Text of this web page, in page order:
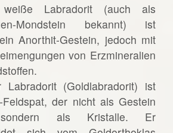
Labradorit (auch als
Mondstein bekannt) ist
Anorthit-Gestein, jedoch mit
von Erzmineralien
Labradorit (Goldlabradorit) ist
Feldspat, der nicht als Gestein
als Kristalle. Er